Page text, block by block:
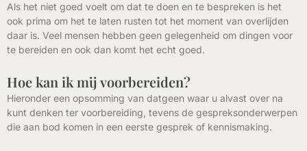
Als het niet goed voelt om dat te doen en te bespreken is het
ook prima om het te laten rusten tot het moment van overlijden
daar is. Veel mensen hebben geen gelegenheid om dingen voor
te bereiden en ook dan komt het echt goed.
Hoe kan ik mij voorbereiden?
Hieronder een opsomming van datgeen waar u alvast over na
kunt denken ter voorbereiding, tevens de gespreksonderwerpen
die aan bod komen in een eerste gesprek of kennismaking.